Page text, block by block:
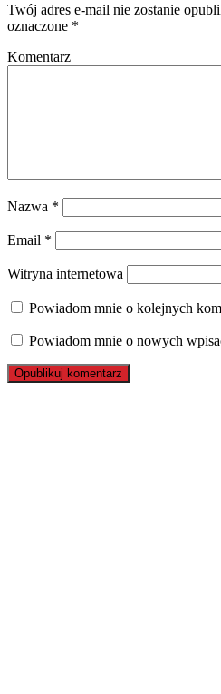
Twój adres e-mail nie zostanie
oznaczone *
Komentarz
Nazwa *
Email *
Witryna internetowa
Powiadom mnie o kolejnych
Powiadom mnie o nowych